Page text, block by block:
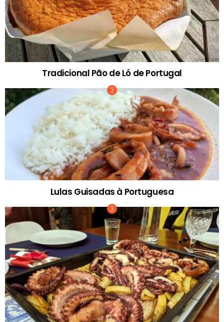
Tradicional Pão de Ló de Portugal
Lulas Guisadas à Portuguesa